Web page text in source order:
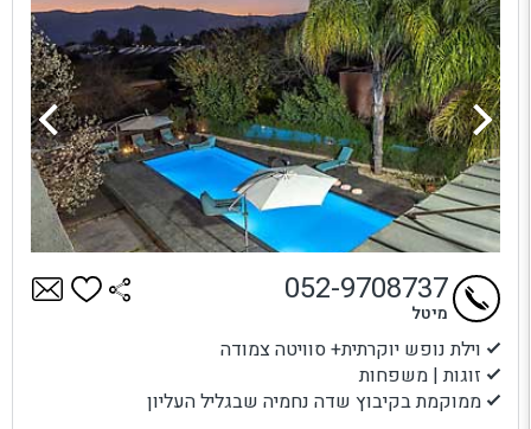
וילת נופש יוקרתית+ סוויטה צמודה
זוגות | משפחות
ממוקמת בקיבוץ שדה נחמיה שבגליל העליון
052-9708737
מיטל